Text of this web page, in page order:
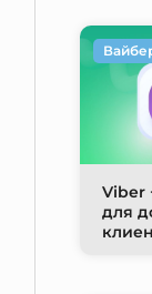
Viber
для